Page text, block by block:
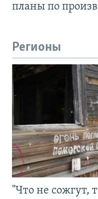
планы по
Регионы
"Что не сожгут,